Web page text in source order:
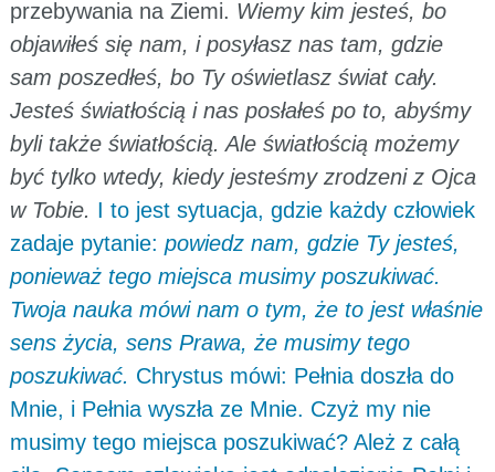
przebywania na Ziemi. Wiemy kim jesteś, bo
objawiłeś się nam, i posyłasz nas tam, gdzie
sam poszedłeś, bo Ty oświetlasz świat cały.
Jesteś światłością i nas posłałeś po to, abyśmy
byli także światłością. Ale światłością możemy
być tylko wtedy, kiedy jesteśmy zrodzeni z Ojca
w Tobie. I to jest sytuacja, gdzie każdy człowiek
zadaje pytanie: powiedz nam, gdzie Ty jesteś,
ponieważ tego miejsca musimy poszukiwać.
Twoja nauka mówi nam o tym, że to jest właśnie
sens życia, sens Prawa, że musimy tego
poszukiwać. Chrystus mówi: Pełnia doszła do
Mnie, i Pełnia wyszła ze Mnie. Czyż my nie
musimy tego miejsca poszukiwać? Ależ z całą